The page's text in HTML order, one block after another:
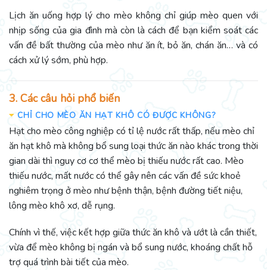
Lịch ăn uống hợp lý cho mèo không chỉ giúp mèo quen với
nhịp sống của gia đình mà còn là cách để bạn kiểm soát các
vấn đề bất thường của mèo như ăn ít, bỏ ăn, chán ăn… và có
cách xử lý sớm, phù hợp.
3. Các câu hỏi phổ biến
CHỈ CHO MÈO ĂN HẠT KHÔ CÓ ĐƯỢC KHÔNG?
Hạt cho mèo công nghiệp có tỉ lệ nước rất thấp, nếu mèo chỉ
ăn hạt khô mà không bổ sung loại thức ăn nào khác trong thời
gian dài thì nguy cơ cơ thể mèo bị thiếu nước rất cao. Mèo
thiếu nước, mất nước có thể gây nên các vấn đề sức khoẻ
nghiêm trọng ở mèo như bệnh thận, bệnh đường tiết niệu,
lông mèo khô xơ, dễ rụng.
Chính vì thế, việc kết hợp giữa thức ăn khô và ướt là cần thiết,
vừa để mèo không bị ngán và bổ sung nước, khoáng chất hỗ
trợ quá trình bài tiết của mèo.